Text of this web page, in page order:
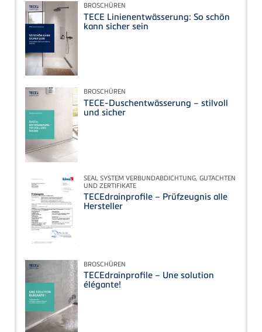
BROSCHÜREN
TECE Linienentwässerung: So schön
kann sicher sein
BROSCHÜREN
TECE-Duschentwässerung – stilvoll
und sicher
SEAL SYSTEM VERBUNDABDICHTUNG, GUTACHTEN
UND ZERTIFIKATE
TECEdrainprofile – Prüfzeugnis alle
Hersteller
BROSCHÜREN
TECEdrainprofile – Une solution
élégante!